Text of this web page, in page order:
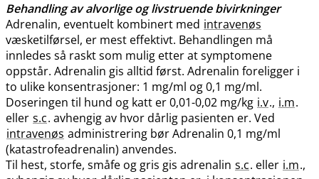
Behandling av alvorlige og livstruende bivirkninger
Adrenalin, eventuelt kombinert med intravenøs
væsketilførsel, er mest effektivt. Behandlingen må
innledes så raskt som mulig etter at symptomene
oppstår. Adrenalin gis alltid først. Adrenalin foreligger i
to ulike konsentrasjoner: 1 mg/ml og 0,1 mg​/​ml.
Doseringen til hund og katt er 0,01-0,02 mg/kg i.v., i.m.
eller s.c. avhengig av hvor dårlig pasienten er. Ved
intravenøs administrering bør Adrenalin 0,1 mg/ml
(katastrofeadrenalin) anvendes.
Til hest, storfe, småfe og gris gis adrenalin s.c. eller i.m.,